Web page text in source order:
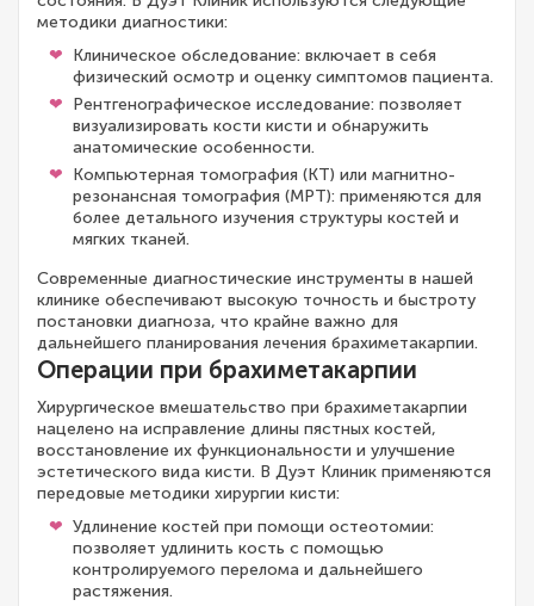
методики диагностики:
Клиническое обследование: включает в себя
физический осмотр и оценку симптомов пациента.
Рентгенографическое исследование: позволяет
визуализировать кости кисти и обнаружить
анатомические особенности.
Компьютерная томография (КТ) или магнитно-
резонансная томография (МРТ): применяются для
более детального изучения структуры костей и
мягких тканей.
Современные диагностические инструменты в нашей
клинике обеспечивают высокую точность и быстроту
постановки диагноза, что крайне важно для
дальнейшего планирования лечения брахиметакарпии.
Операции при брахиметакарпии
Хирургическое вмешательство при брахиметакарпии
нацелено на исправление длины пястных костей,
восстановление их функциональности и улучшение
эстетического вида кисти. В Дуэт Клиник применяются
передовые методики хирургии кисти:
Удлинение костей при помощи остеотомии:
позволяет удлинить кость с помощью
контролируемого перелома и дальнейшего
растяжения.